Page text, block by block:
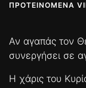
ΠΡΟΤΕΙΝΌΜΕΝΑ
Αν αγαπάς τον
συνεργήσει σε
Η χάρις του